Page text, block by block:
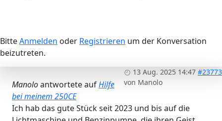
BitteAnmelden oder Registrieren um der Konversation
beizutreten.
13 Aug. 2025 14:47 #23773
von Manolo
Manoloantwortete aufHilfe
bei meinem 250CE
Ich hab das gute Stück seit 2023 und bis auf die